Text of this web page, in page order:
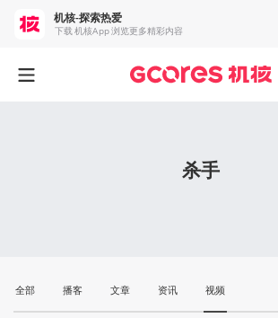
杀手
全部 播客 文章 资讯 视频
机核-探索热爱
下载 机核App 浏览更多精彩内容